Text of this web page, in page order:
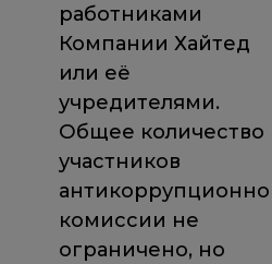
работниками
Компании Хайтед
или её
учредителями.
Общее количество
участников
комиссии не
ограничено, но